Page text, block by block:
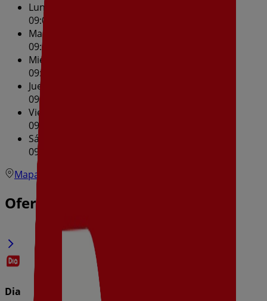
Lunes
09:00 - 21:30
Martes
09:00 - 21:30
Miércoles
09:00 - 21:30
Jueves
09:00 - 21:30
Viernes
09:00 - 21:30
Sábado
09:00 - 21:30
Mapa
Ofertas de Dia en Toledo
Dia